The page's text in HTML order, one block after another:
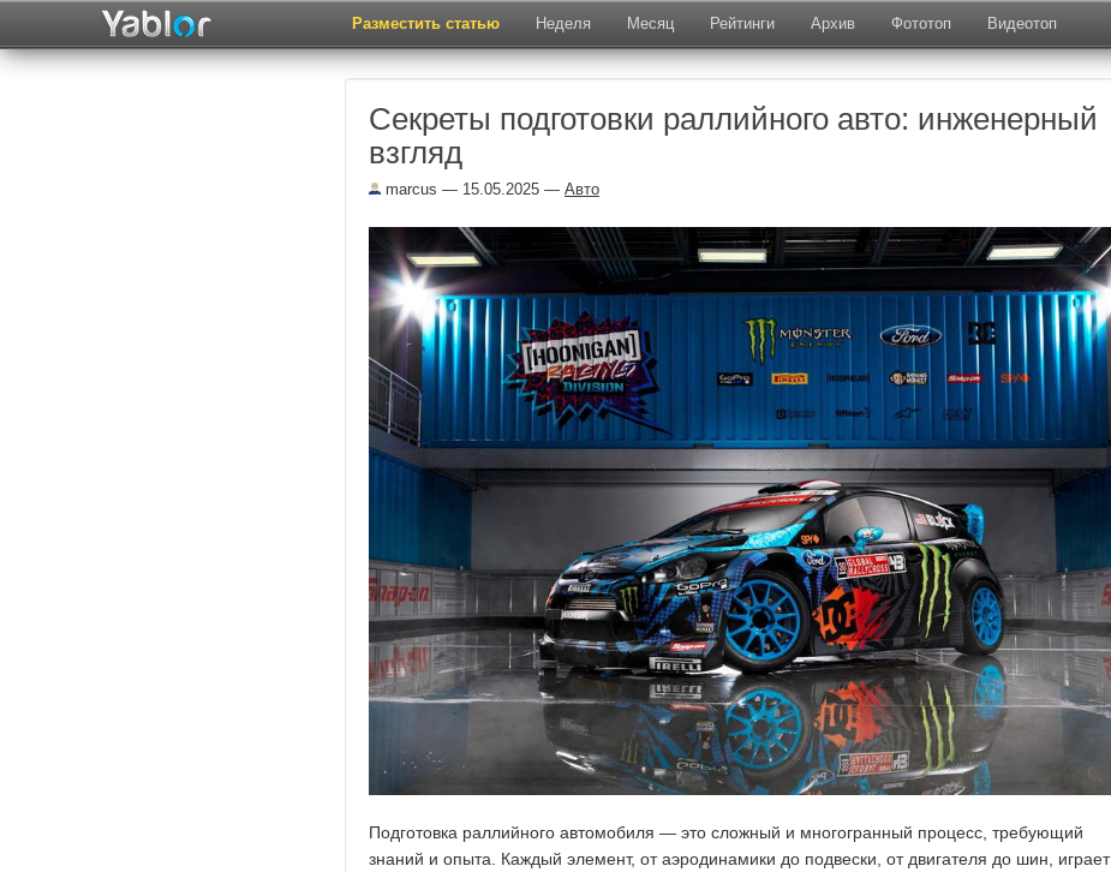
Разместить статью Неделя Месяц Рейтинги Архив Фототоп Видеотоп
Секреты подготовки раллийного авто: инженерный
взгляд
marcus — 15.05.2025 — Авто
Подготовка раллийного автомобиля — это сложный и многогранный процесс, требующий
знаний и опыта. Каждый элемент, от аэродинамики до подвески, от двигателя до шин, играет